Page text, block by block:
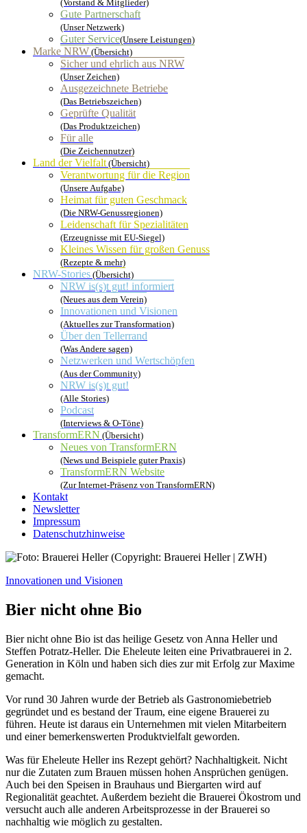
(Vorstand & Mitglieder)
Gute Partnerschaft
(Unser Netzwerk)
Guter Service(Unsere Leistungen)
Marke NRW (Übersicht)
Sicher und ehrlich aus NRW
(Unser Zeichen)
Ausgezeichnete Betriebe
(Das Betriebszeichen)
Geprüfte Qualität
(Das Produktzeichen)
Für alle
(Die Zeichennutzer)
Land der Vielfalt(Übersicht)
Verantwortung für die Region
(Unsere Aufgabe)
Heimat für guten Geschmack
(Die NRW-Genussregionen)
Leidenschaft für Spezialitäten
(Erzeugnisse mit EU-Siegel)
Kleines Wissen für großen Genuss
(Rezepte & mehr)
NRW-Stories (Übersicht)
NRW is(s)t gut! informiert
(Neues aus dem Verein)
Innovationen und Visionen
(Aktuelles zur Transformation)
Über den Tellerrand
(Was Andere sagen)
Netzwerken und Wertschöpfen
(Aus der Community)
NRW is(s)t gut!
(Alle Stories)
Podcast
(Interviews & O-Töne)
TransformERN (Übersicht)
Neues von TransformERN
(News und Beispiele guter Praxis)
TransformERN Website
(Zur Internet-Präsenz von TransformERN)
Kontakt
Newsletter
Impressum
Datenschutzhinweise
Innovationen und Visionen
Bier nicht ohne Bio
Bier nicht ohne Bio ist das heilige Gesetz von Anna Heller und
Steffen Potratz-Heller. Die Eheleute leiten eine Privatbrauerei in 2.
Generation in Köln und haben sich dies zur mit Erfolg zur Maxime
gemacht.
Vor rund 30 Jahren wurde der Betrieb als Gastronomiebetrieb
gegründet und es bestand der Traum, eine eigene Brauerei zu
führen. Heute ist daraus ein Unternehmen mit vielen Mitarbeitern
und einer bemerkenswerten Produktvielfalt geworden.
Was für Eheleute Heller ins Rezept gehört? Nachhaltigkeit. Nicht
nur die Zutaten zum Brauen müssen hohen Ansprüchen genügen.
Auch bei den Speisen in Brauhaus und Biergarten wird auf
Regionalität geachtet. Außerdem bezieht die Brauerei Ökostrom und
versucht auch alle anderen Arbeitsprozesse in der Brauerei so
nachhaltig wie möglich zu gestalten.